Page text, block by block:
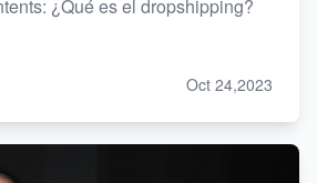
¿Qué es el dropshipping?
Oct 24,2023